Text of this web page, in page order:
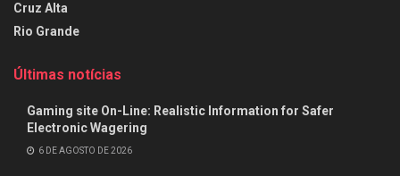
Cruz Alta
Rio Grande
Últimas notícias
Gaming site On-Line: Realistic Information for Safer
Electronic Wagering
6 DE AGOSTO DE 2026